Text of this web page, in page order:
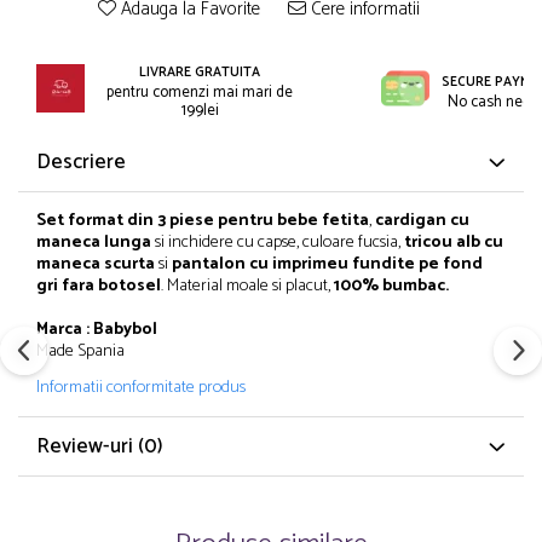
Incaltaminte
Pijamale
Set 2/3 piese maneca lunga
Trening / Pantaloni sport
Tricouri maneca scurta
Fete 2-16 ani
Blugi/Pantaloni lungi
Colanti/Pantaloni sport
Costume baie/Accesorii plaja
Geci primavara
Hanorace/Jachete jersey
Incaltaminte
Palarii/Sepci vara
Pantaloni scurti/fuste/salopete
Blugi/Pantaloni lungi
Camasi/Bluze/Sacouri
Colanti/Pantaloni sport
Fuste
Haina blana/Paltoane
Hanorace/Jachete jersey
Incaltaminte
Pijamale
Pulovere/Bolero tricot
Rochite maneca lunga
Set 2/3 piese maneca lunga
Trening/Pantaloni sport
Tricouri maneca lunga
Adauga la Favorite Cere informatii
LIVRARE GRATUITA
pentru comenzi mai mari de
199lei
SECURE
No cash
Descriere
Set format din 3 piese pentru bebe fetita,cardigan cu
maneca lungasi inchidere cu capse, culoare fucsia,tricou alb cu
maneca scurtasi pantalon cu imprimeu fundite pe fond
gri fara botosel. Material moale si placut,100% bumbac.
Marca : Babybol
Made Spania
Informatii conformitate produs
Review-uri (0)